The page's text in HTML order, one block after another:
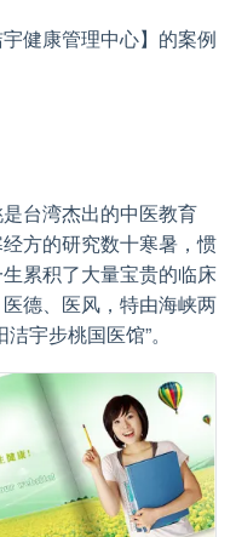
健康管理中心】的案例
台湾杰出的中医教育
方的研究数十寒暑，惯
累积了大量宝贵的临床
德、医风，特由海峡两
宇步桃国医馆”。